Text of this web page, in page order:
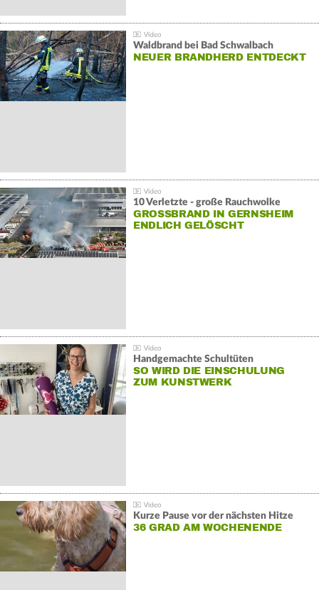
Waldbrand bei Bad Schwalbach
NEUER BRANDHERD ENTDECKT
10 Verletzte - große Rauchwolke
GROSSBRAND IN GERNSHEIM E
NDLICH GELÖSCHT
Handgemachte Schultüten
SO WIRD DIE EINSCHULUNG
ZUM KUNSTWERK
Kurze Pause vor der nächsten Hitze
36 GRAD AM WOCHENENDE